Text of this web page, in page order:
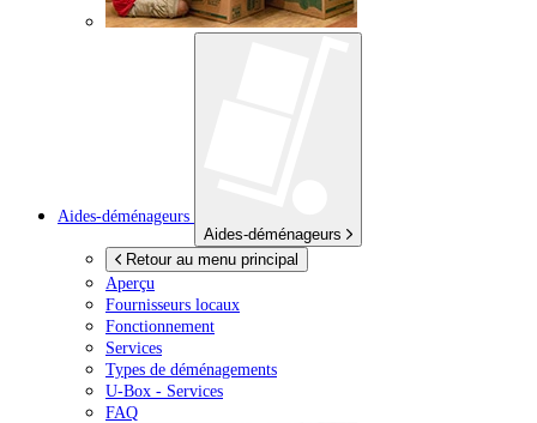
Aides-déménageurs
Aides-déménageurs
Retour au menu principal
Aperçu
Fournisseurs locaux
Fonctionnement
Services
Types de déménagements
U-Box - Services
FAQ